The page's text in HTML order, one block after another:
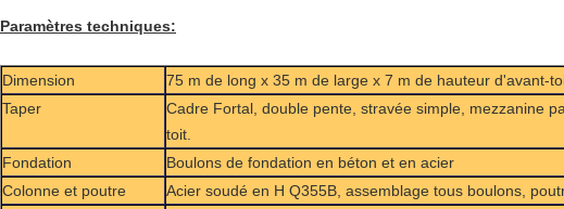
Paramètres techniques:
Dimension
75 m de long x 35 m de large x 7 m de hauteur d'avant-
Taper
Cadre Fortal, double pente, stravée simple, mezzanine
toit.
Fondation
Boulons de fondation en béton et en acier
Colonne et poutre
Acier soudé en H Q355B, assemblage tous boulons,